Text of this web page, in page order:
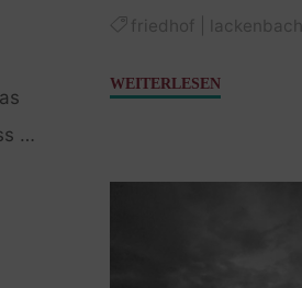
…
friedhof
lackenbach
WEITERLESEN"Erzählend